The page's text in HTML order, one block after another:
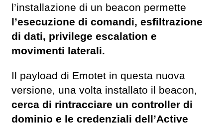
l’installazione di un beacon permette
l’esecuzione di comandi, esfiltrazione
di dati, privilege escalation e
movimenti laterali.
Il payload di Emotet in questa nuova
versione, una volta installato il beacon,
cerca di rintracciare un controller di
dominio e le credenziali dell’Active